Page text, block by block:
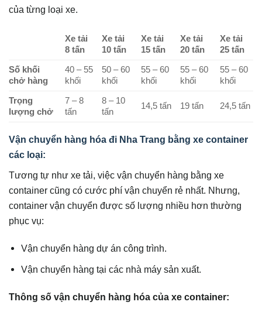
của từng loại xe.
Xe tải
8 tấn
Xe tải
10 tấn
Xe tải
15 tấn
Xe tải
20 tấn
Xe tải
25 tấn
Số khối
chở hàng
40 – 55
khối
50 – 60
khối
55 – 60
khối
55 – 60
khối
55 – 60
khối
Trọng
lượng chở
7 – 8
tấn
8 – 10
tấn
14,5 tấn 19 tấn 24,5 tấn
Vận chuyển hàng hóa đi Nha Trang bằng xe container
các loại:
Tương tự như xe tải, việc vận chuyển hàng bằng xe
container cũng có cước phí vận chuyển rẻ nhất. Nhưng,
container vận chuyển được số lượng nhiều hơn thường
phục vụ:
Vận chuyển hàng dự án công trình.
Vận chuyển hàng tại các nhà máy sản xuất.
Thông số vận chuyển hàng hóa của xe container: